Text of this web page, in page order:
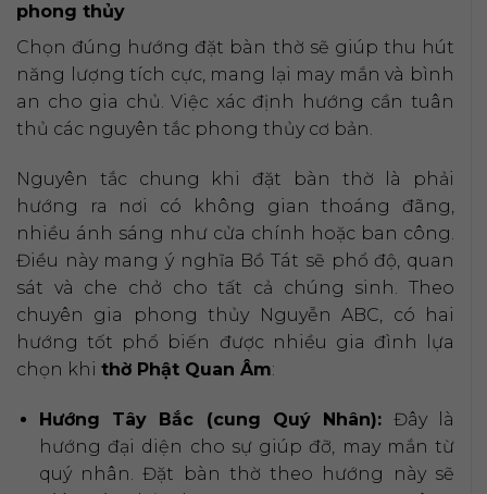
phong thủy
Chọn đúng hướng đặt bàn thờ sẽ giúp thu hút
năng lượng tích cực, mang lại may mắn và bình
an cho gia chủ. Việc xác định hướng cần tuân
thủ các nguyên tắc phong thủy cơ bản.
Nguyên tắc chung khi đặt bàn thờ là phải
hướng ra nơi có không gian thoáng đãng,
nhiều ánh sáng như cửa chính hoặc ban công.
Điều này mang ý nghĩa Bồ Tát sẽ phổ độ, quan
sát và che chở cho tất cả chúng sinh. Theo
chuyên gia phong thủy Nguyễn ABC, có hai
hướng tốt phổ biến được nhiều gia đình lựa
chọn khi thờ Phật Quan Âm:
Hướng Tây Bắc (cung Quý Nhân): Đây là
hướng đại diện cho sự giúp đỡ, may mắn từ
quý nhân. Đặt bàn thờ theo hướng này sẽ